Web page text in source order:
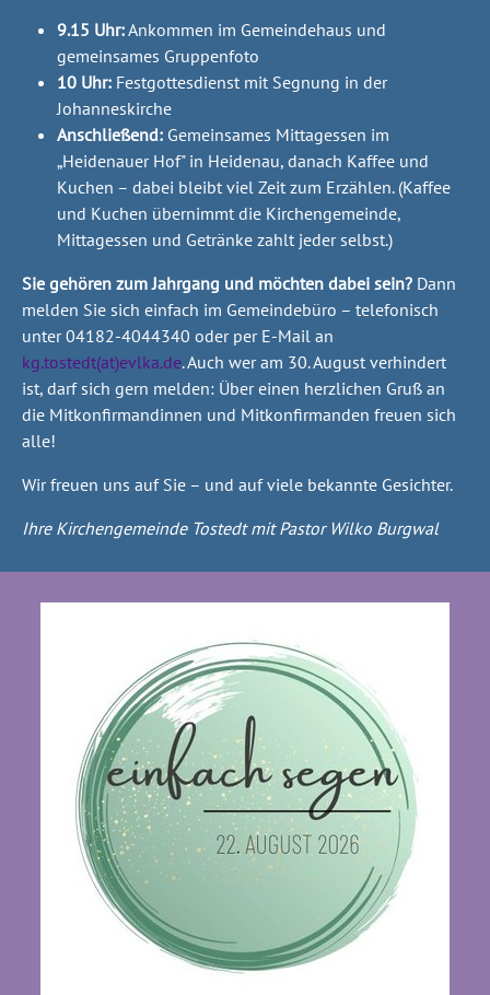
9.15 Uhr:Ankommen im Gemeindehaus und
gemeinsames Gruppenfoto
10 Uhr: Festgottesdienst mit Segnung in der
Johanneskirche
Anschließend: Gemeinsames Mittagessen im
„Heidenauer Hof" in Heidenau, danach Kaffee und
Kuchen – dabei bleibt viel Zeit zum Erzählen. (Kaffee
und Kuchen übernimmt die Kirchengemeinde,
Mittagessen und Getränke zahlt jeder selbst.)
Sie gehören zum Jahrgang und möchten dabei sein? Dann
melden Sie sich einfach im Gemeindebüro – telefonisch
unter 04182-4044340 oder per E-Mail an
kg.tostedt(at)evlka.de. Auch wer am 30. August verhindert
ist, darf sich gern melden: Über einen herzlichen Gruß an
die Mitkonfirmandinnen und Mitkonfirmanden freuen sich
alle!
Wir freuen uns auf Sie – und auf viele bekannte Gesichter.
Ihre Kirchengemeinde Tostedt mit Pastor Wilko Burgwal